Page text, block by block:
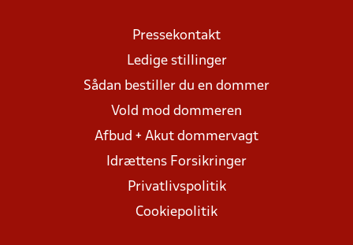
Pressekontakt
Ledige stillinger
Sådan bestiller du en dommer
Vold mod dommeren
Afbud + Akut dommervagt
Idrættens Forsikringer
Privatlivspolitik
Cookiepolitik